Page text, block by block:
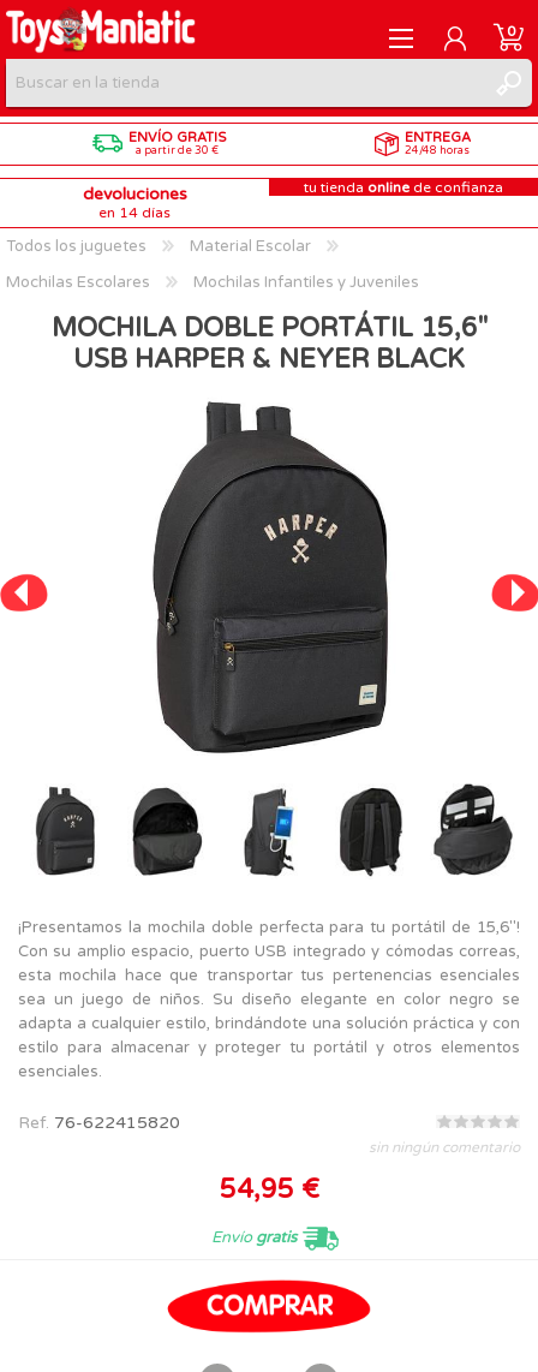
REGISTRARME
INICIAR SESIÓN
0
ENVÍO GRATIS
a partir de 30 €
ENTREGA
24/48 horas
devoluciones
en 14 días
tu tienda online de confianza
Todos los juguetes
Material Escolar
Mochilas Escolares
Mochilas Infantiles y Juveniles
MOCHILA DOBLE PORTÁTIL 15,6"
USB HARPER & NEYER BLACK
¡Presentamos la mochila doble perfecta para tu portátil de 15,6"!
Con su amplio espacio, puerto USB integrado y cómodas correas,
esta mochila hace que transportar tus pertenencias esenciales
sea un juego de niños. Su diseño elegante en color negro se
adapta a cualquier estilo, brindándote una solución práctica y con
estilo para almacenar y proteger tu portátil y otros elementos
esenciales.
Ref. 76-622415820
sin ningún comentario
54,95 €
Envíogratis